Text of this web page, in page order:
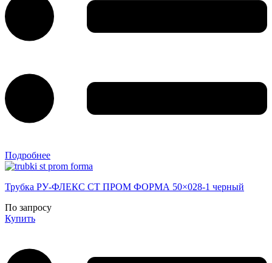
Подробнее
Трубка РУ-ФЛЕКС СТ ПРОМ ФОРМА 50×028-1 черный
По запросу
Купить